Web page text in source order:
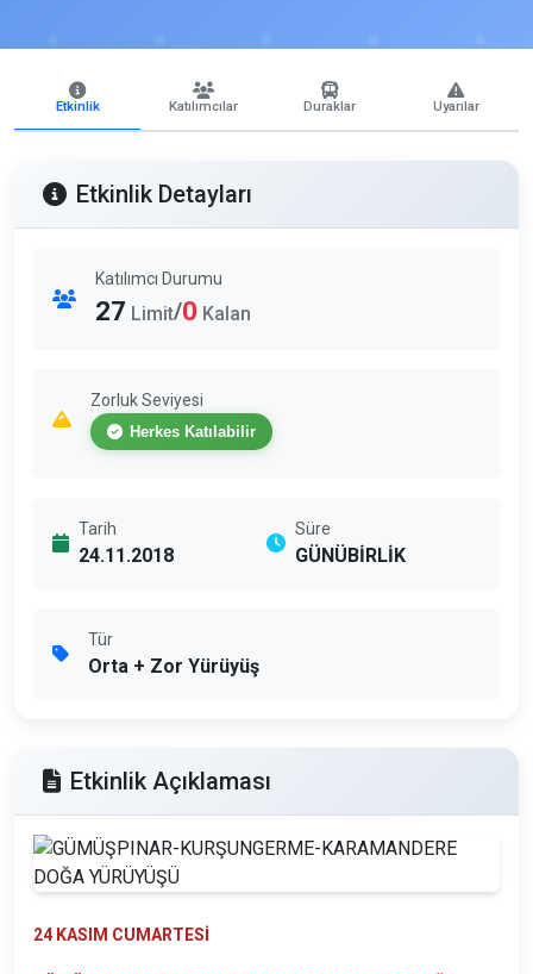
Etkinlik Katılımcılar Duraklar Uyarılar
Etkinlik Detayları
Katılımcı Durumu
27 Limit/0 Kalan
Zorluk Seviyesi
Herkes Katılabilir
Tarih
24.11.2018
Süre
GÜNÜBİRLİK
Tür
Orta + Zor Yürüyüş
Etkinlik Açıklaması
24 KASIM CUMARTESİ